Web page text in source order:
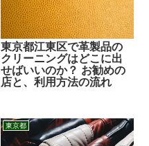
東京都江東区で革製品の
クリーニングはどこに出
せばいいのか？ お勧めの
店と、利用方法の流れ
東京都